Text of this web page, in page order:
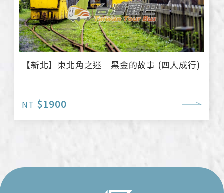
【新北】東北角之迷─黑金的故事 (四人成行)
NT $1900